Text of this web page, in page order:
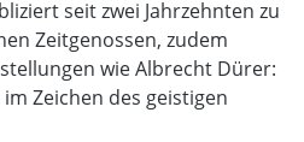
seit zwei Jahrzehnten zu
Zeitgenossen, zudem
wie Albrecht Dürer:
Zeichen des geistigen